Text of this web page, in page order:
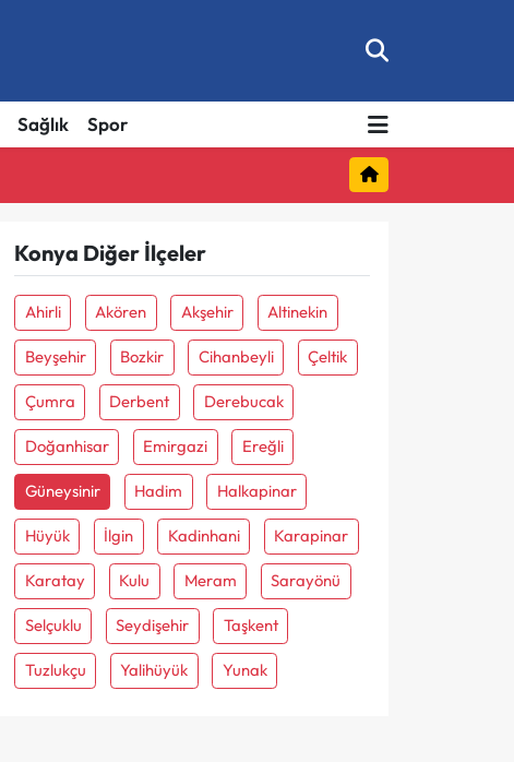
Sağlık Spor
Konya Diğer İlçeler
Ahirli Akören Akşehir Altinekin
Beyşehir Bozkir Cihanbeyli Çeltik
Çumra Derbent Derebucak
Doğanhisar Emirgazi Ereğli
Güneysinir Hadim Halkapinar
Hüyük İlgin Kadinhani Karapinar
Karatay Kulu Meram Sarayönü
Selçuklu Seydişehir Taşkent
Tuzlukçu Yalihüyük Yunak